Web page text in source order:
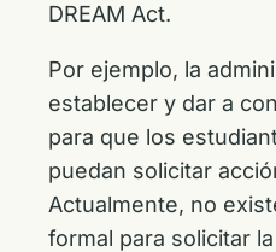
DREAM Act.
Por ejemplo, la
establecer y dar a
para que los
puedan solicitar
Actualmente, no
formal para solicitar